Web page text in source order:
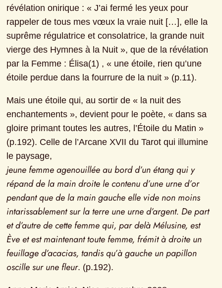
révélation onirique : « J’ai fermé les yeux pour
rappeler de tous mes vœux la vraie nuit […], elle la
suprême régulatrice et consolatrice, la grande nuit
vierge des Hymnes à la Nuit », que de la révélation
par la Femme : Élisa(1) , « une étoile, rien qu’une
étoile perdue dans la fourrure de la nuit » (p.11).
Mais une étoile qui, au sortir de « la nuit des
enchantements », devient pour le poète, « dans sa
gloire primant toutes les autres, l’Étoile du Matin »
(p.192). Celle de l’Arcane XVII du Tarot qui illumine
jeune femme agenouillée au bord d’un étang qui y
répand de la main droite le contenu d’une urne d’or
pendant que de la main gauche elle vide non moins
intarissablement sur la terre une urne d’argent. De part
et d’autre de cette femme qui, par delà Mélusine, est
Ève et est maintenant toute femme, frémit à droite un
feuillage d’acacias, tandis qu’à gauche un papillon
oscille sur une fleur. (p.192).